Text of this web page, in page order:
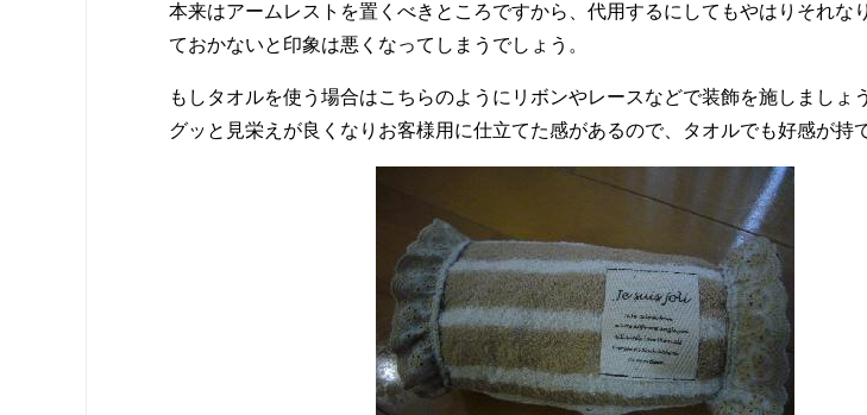
本来はアームレストを置くべきところですから、代用するにしてもやはりそれな
ておかないと印象は悪くなってしまうでしょう。
もしタオルを使う場合はこちらのようにリボンやレースなどで装飾を施しましょ
グッと見栄えが良くなりお客様用に仕立てた感があるので、タオルでも好感が持